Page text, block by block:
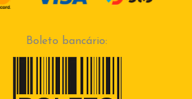
Boleto bancário: